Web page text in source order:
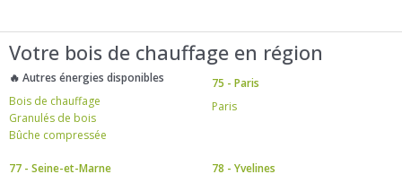
Votre bois de chauffage en région
🔥 Autres énergies disponibles
Bois de chauffage
Granulés de bois
Bûche compressée
75 - Paris
Paris
77 - Seine-et-Marne
78 - Yvelines